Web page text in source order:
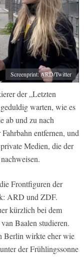
Screenprint: ARD/Twitter
der „Letzten
warten, wie es
ab und zu nach
entfernen, und
Medien, die der
Frontfiguren der
ARD und ZDF.
kürzlich bei dem
Baalen studieren.
Berlin wirkte eher wie
der Frühlingssonne